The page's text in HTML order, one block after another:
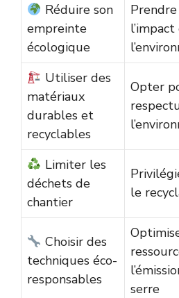
Réduire son
empreinte
écologique
Utiliser des
matériaux
durables et
recyclables
Opter
Limiter les
déchets de
chantier
le
Choisir des
techniques éco-
responsables
serre